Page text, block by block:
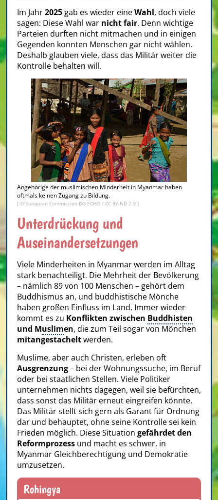
Im Jahr2025 gab es wieder eineWahl, doch viele
sagen: Diese Wahl war nicht fair. Denn wichtige
Parteien durften nicht mitmachen und in einigen
Gegenden konnten Menschen gar nicht wählen.
Deshalb glauben viele, dass das Militär weiter die
Kontrolle behalten will.
Angehörige der muslimischen Minderheit in Myanmar haben
oftmals keinen Zugang zu Bildung.
[ © European Commission DG ECHO / CC BY-ND 2.0 ]
Unterdrückung und
Auseinandersetzungen
Viele Minderheiten in Myanmar werden im Alltag
stark benachteiligt. Die Mehrheit der Bevölkerung
– nämlich 89 von 100 Menschen – gehört dem
Buddhismus an, und buddhistische Mönche
haben großen Einfluss im Land. Immer wieder
kommt es zu Konflikten zwischen Buddhisten
und Muslimen, die zum Teil sogar von Mönchen
mitangestacheltwerden.
Muslime, aber auch Christen, erleben oft
Ausgrenzung– bei der Wohnungssuche, im Beruf
oder bei staatlichen Stellen. Viele Politiker
unternehmen nichts dagegen, weil sie befürchten,
dass sonst das Militär erneut eingreifen könnte.
Das Militär stellt sich gern als Garant für Ordnung
dar und behauptet, ohne seine Kontrolle sei kein
Frieden möglich. Diese Situation gefährdet den
Reformprozess und macht es schwer, in
Myanmar Gleichberechtigung und Demokratie
umzusetzen.
Rohingya